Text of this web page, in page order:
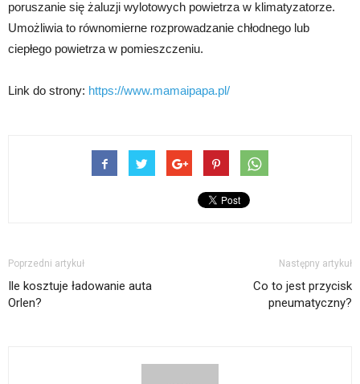
poruszanie się żaluzji wylotowych powietrza w klimatyzatorze.
Umożliwia to równomierne rozprowadzanie chłodnego lub
ciepłego powietrza w pomieszczeniu.
Link do strony: https://www.mamaipapa.pl/
Poprzedni artykuł
Ile kosztuje ładowanie auta
Orlen?
Następny artykuł
Co to jest przycisk
pneumatyczny?